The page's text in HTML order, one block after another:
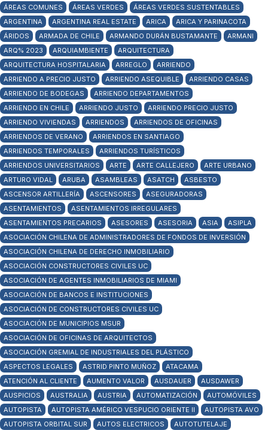
ÁREAS COMUNES
ÁREAS VERDES
ÁREAS VERDES SUSTENTABLES
ARGENTINA
ARGENTINA REAL ESTATE ARICA
ARICA Y PARINACOTA
ÁRIDOS
ARMADA DE CHILE ARMANDO DURÁN BUSTAMANTE
ARMANI
ARQ% 2023
ARQUIAMBIENTE
ARQUITECTURA
ARQUITECTURA HOSPITALARIA
ARREGLO
ARRIENDO
ARRIENDO A PRECIO JUSTO
ARRIENDO ASEQUIBLE
ARRIENDO CASAS
ARRIENDO DE BODEGAS
ARRIENDO DEPARTAMENTOS
ARRIENDO EN CHILE
ARRIENDO JUSTO
ARRIENDO PRECIO JUSTO
ARRIENDO VIVIENDAS
ARRIENDOS
ARRIENDOS DE OFICINAS
ARRIENDOS DE VERANO
ARRIENDOS EN SANTIAGO
ARRIENDOS TEMPORALES
ARRIENDOS TURÍSTICOS
ARRIENDOS UNIVERSITARIOS
ARTE ARTE CALLEJERO
ARTE URBANO
ARTURO VIDAL
ARUBA ASAMBLEAS ASATCH
ASBESTO
ASCENSOR ARTILLERÍA
ASCENSORES
ASEGURADORAS
ASENTAMIENTOS
ASENTAMIENTOS IRREGULARES
ASENTAMIENTOS PRECARIOS
ASESORES ASESORIA ASIA
ASIPLA
ASOCIACIÓN CHILENA DE ADMINISTRADORES DE FONDOS DE INVERSIÓN
ASOCIACIÓN CHILENA DE DERECHO INMOBILIARIO
ASOCIACIÓN CONSTRUCTORES CIVILES UC
ASOCIACIÓN DE AGENTES INMOBILIARIOS DE MIAMI
ASOCIACIÓN DE BANCOS E INSTITUCIONES
ASOCIACIÓN DE CONSTRUCTORES CIVILES UC
ASOCIACIÓN DE MUNICIPIOS MSUR
ASOCIACIÓN DE OFICINAS DE ARQUITECTOS
ASOCIACIÓN GREMIAL DE INDUSTRIALES DEL PLÁSTICO
ASPECTOS LEGALES
ASTRID PINTO MUÑOZ
ATACAMA
ATENCIÓN AL CLIENTE
AUMENTO VALOR AUSDAUER
AUSDAWER
AUSPICIOS
AUSTRALIA AUSTRIA AUTOMATIZACIÓN
AUTOMÓVILES
AUTOPISTA
AUTOPISTA AMÉRICO VESPUCIO ORIENTE II
AUTOPISTA AVO
AUTOPISTA ORBITAL SUR
AUTOS ELECTRICOS
AUTOTUTELAJE